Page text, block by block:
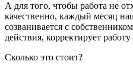
А для того, чтобы работа не
качественно, каждый месяц
созванивается с
действия, корректирует
Сколько это стоит?